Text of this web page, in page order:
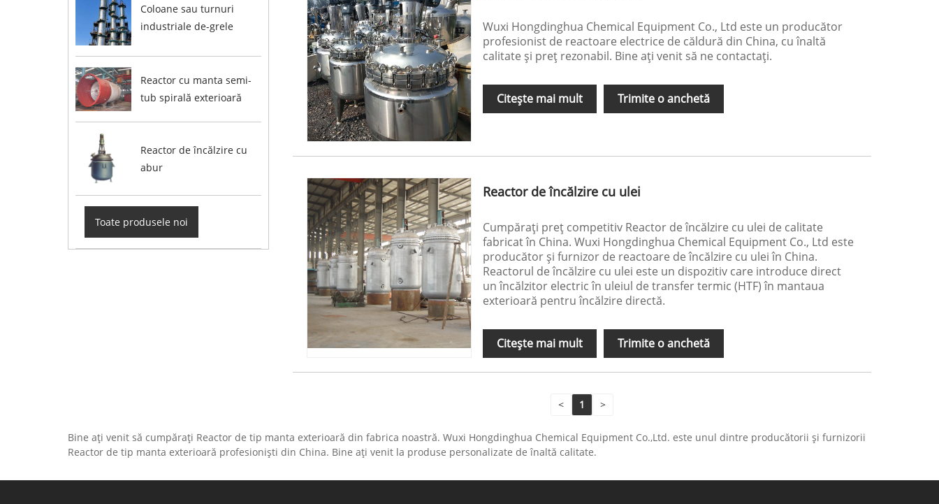
Coloane sau turnuri
industriale de-grele
Reactor cu manta semi-
tub spirală exterioară
Reactor de încălzire cu
abur
Toate produsele noi
Wuxi Hongdinghua Chemical Equipment Co., Ltd este un producător
profesionist de reactoare electrice de căldură din China, cu înaltă
calitate și preț rezonabil. Bine ați venit să ne contactați.
Citeşte mai mult Trimite o anchetă
Reactor de încălzire cu ulei
Cumpărați preț competitiv Reactor de încălzire cu ulei de calitate
fabricat în China. Wuxi Hongdinghua Chemical Equipment Co., Ltd este
producător și furnizor de reactoare de încălzire cu ulei în China.
Reactorul de încălzire cu ulei este un dispozitiv care introduce direct
un încălzitor electric în uleiul de transfer termic (HTF) în mantaua
exterioară pentru încălzire directă.
Citeşte mai mult Trimite o anchetă
< 1 >
Bine ați venit să cumpărați Reactor de tip manta exterioară din fabrica noastră. Wuxi Hongdinghua Chemical Equipment Co.,Ltd. este unul dintre producătorii și furnizorii
Reactor de tip manta exterioară profesioniști din China. Bine ați venit la produse personalizate de înaltă calitate.